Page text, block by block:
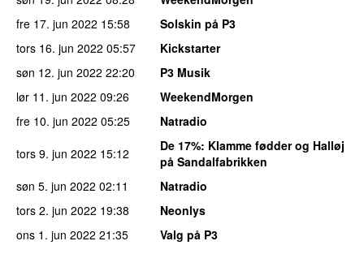
fre 17. jun 2022 15:58
Solskin på P3
tors 16. jun 2022 05:57
Kickstarter
søn 12. jun 2022 22:20
P3 Musik
lør 11. jun 2022 09:26
WeekendMorgen
fre 10. jun 2022 05:25
Natradio
tors 9. jun 2022 15:12 De 17%: Klamme fødder og Halløj
på Sandalfabrikken
søn 5. jun 2022 02:11
Natradio
tors 2. jun 2022 19:38
Neonlys
ons 1. jun 2022 21:35
Valg på P3